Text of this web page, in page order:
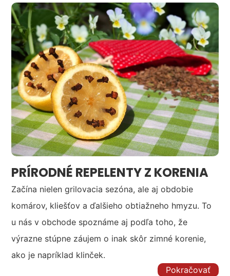
PRÍRODNÉ REPELENTY Z KORENIA
Začína nielen grilovacia sezóna, ale aj obdobie
komárov, kliešťov a ďalšieho obtiažneho hmyzu. To
u nás v obchode spoznáme aj podľa toho, že
výrazne stúpne záujem o inak skôr zimné korenie,
ako je napríklad klinček.
Pokračovať